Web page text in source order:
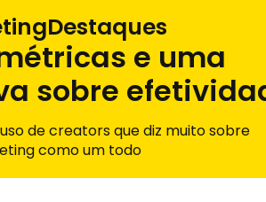
Destaques
e uma
sobre
de creators que diz muito sobre
como um todo